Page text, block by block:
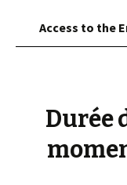
Access to the
Durée